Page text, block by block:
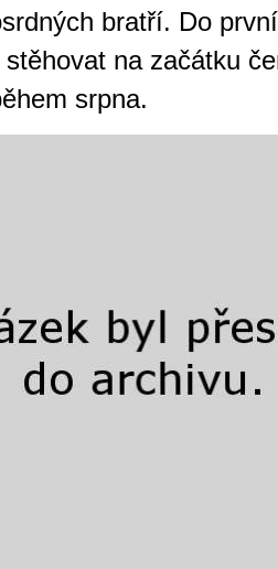
bratří. Do
na začátku
srpna.
hry. V
širokou nabídku her
jak pro pravidelné
V...